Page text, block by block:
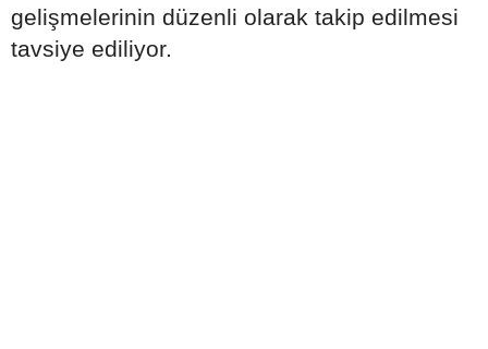
gelişmelerinin düzenli olarak takip edilmesi
tavsiye ediliyor.